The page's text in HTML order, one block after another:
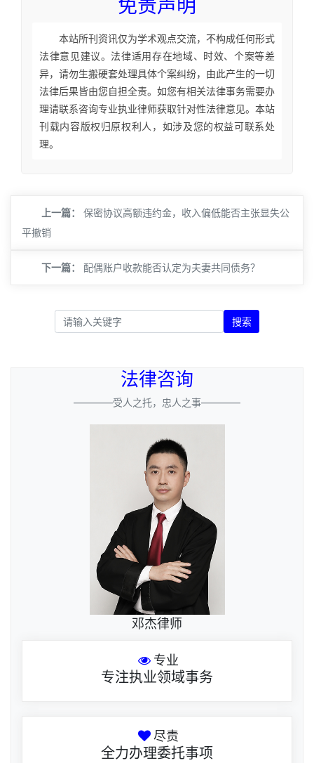
免责声明
本站所刊资讯仅为学术观点交流，不构成任何形式
法律意见建议。法律适用存在地域、时效、个案等差
异，请勿生搬硬套处理具体个案纠纷，由此产生的一切
法律后果皆由您自担全责。如您有相关法律事务需要办
理请联系咨询专业执业律师获取针对性法律意见。本站
刊载内容版权归原权利人，如涉及您的权益可联系处
理。
上一篇：
保密协议高额违约金，收入偏低能否主张显失公
平撤销
下一篇： 配偶账户收款能否认定为夫妻共同债务？
搜索
法律咨询
————受人之托，忠人之事————
邓杰律师
专业
专注执业领域事务
尽责
全力办理委托事项